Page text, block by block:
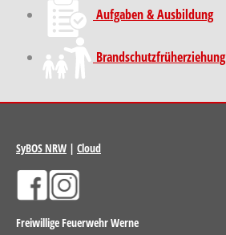
Aufgaben & Ausbildung
Brand­schutz­früh­erziehung
SyBOS NRW | Cloud
Freiwillige Feuerwehr Werne